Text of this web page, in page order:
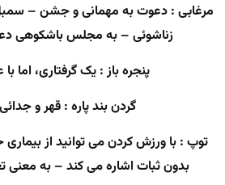
مرغابی : دعوت به مهمانی و جشن –
زناشوئی – به مجلس باشکوهی
پنجره باز : یک گرفتاری، اما
گردن بند پاره : قهر و
توپ : با ورزش کردن می توانید از
بدون ثبات اشاره می کند – به معنی